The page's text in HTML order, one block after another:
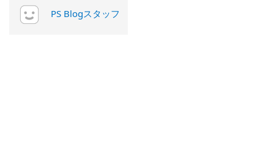
PS Blogスタッフ